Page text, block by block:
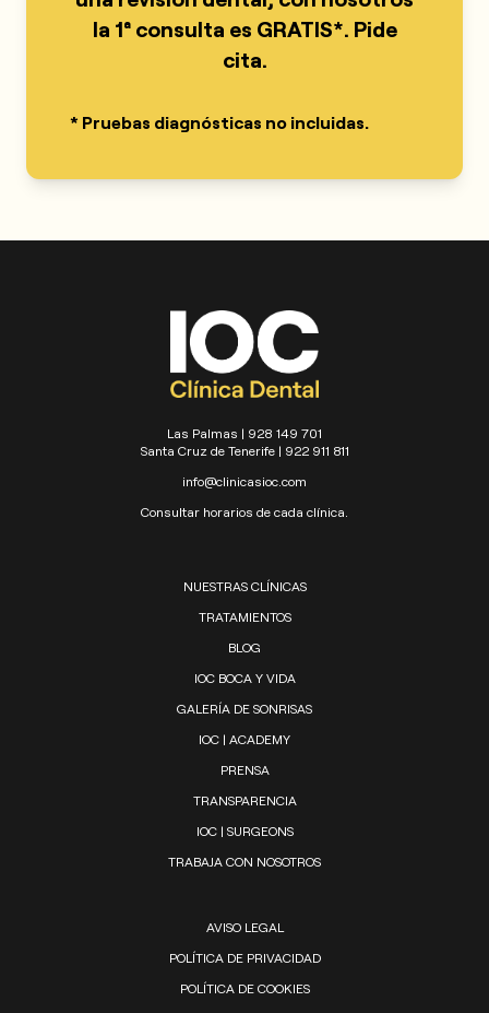
la 1ª consulta es GRATIS*. Pide
cita.
* Pruebas diagnósticas no incluidas.
Las Palmas | 928 149 701
Santa Cruz de Tenerife | 922 911 811
info@clinicasioc.com
Consultar horarios de cada clínica.
NUESTRAS CLÍNICAS
TRATAMIENTOS
BLOG
IOC BOCA Y VIDA
GALERÍA DE SONRISAS
IOC | ACADEMY
PRENSA
TRANSPARENCIA
IOC | SURGEONS
TRABAJA CON NOSOTROS
AVISO LEGAL
POLÍTICA DE PRIVACIDAD
POLÍTICA DE COOKIES